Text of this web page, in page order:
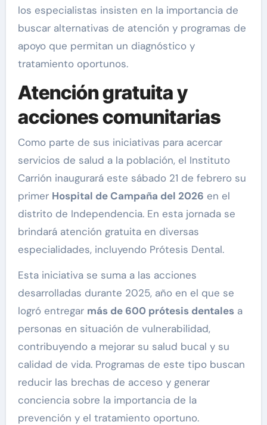
los especialistas insisten en la importancia de
buscar alternativas de atención y programas de
apoyo que permitan un diagnóstico y
tratamiento oportunos.
Atención gratuita y
acciones comunitarias
Como parte de sus iniciativas para acercar
servicios de salud a la población, el Instituto
Carrión inaugurará este sábado 21 de febrero su
primer Hospital de Campaña del 2026 en el
distrito de Independencia. En esta jornada se
brindará atención gratuita en diversas
especialidades, incluyendo Prótesis Dental.
Esta iniciativa se suma a las acciones
desarrolladas durante 2025, año en el que se
logró entregar más de 600 prótesis dentalesa
personas en situación de vulnerabilidad,
contribuyendo a mejorar su salud bucal y su
calidad de vida. Programas de este tipo buscan
reducir las brechas de acceso y generar
conciencia sobre la importancia de la
prevención y el tratamiento oportuno.